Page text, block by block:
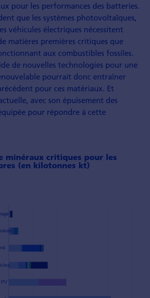
pour les performances des batteries.
que les systèmes photovoltaïques,
véhicules électriques nécessitent
matières premières critiques que
aux combustibles fossiles.
de nouvelles technologies pour une
pourrait donc entraîner
pour ces matériaux. Et
avec son épuisement des
pour répondre à cette
minéraux critiques pour les
(en kilotonnes kt)